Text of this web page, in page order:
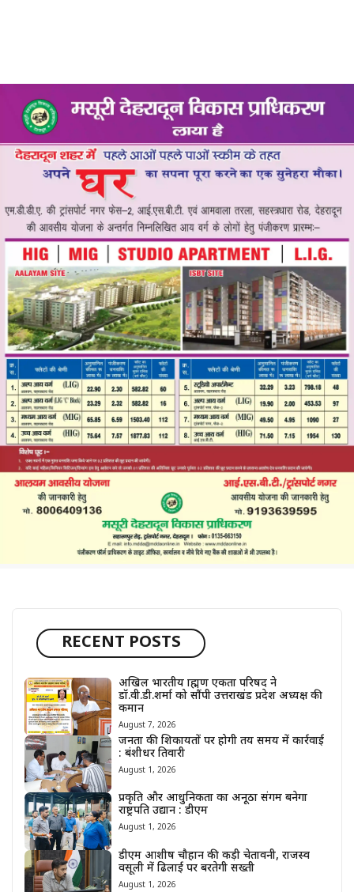
RECENT POSTS
अखिल भारतीय ब्राह्मण एकता परिषद ने
डॉ.वी.डी.शर्मा को सौंपी उत्तराखंड प्रदेश अध्यक्ष की
कमान
August 7, 2026
जनता की शिकायतों पर होगी तय समय में कार्रवाई
: बंशीधर तिवारी
August 1, 2026
प्रकृति और आधुनिकता का अनूठा संगम बनेगा
राष्ट्रपति उद्यान : डीएम
August 1, 2026
डीएम आशीष चौहान की कड़ी चेतावनी, राजस्व
वसूली में ढिलाई पर बरतेगी सख्ती
August 1, 2026